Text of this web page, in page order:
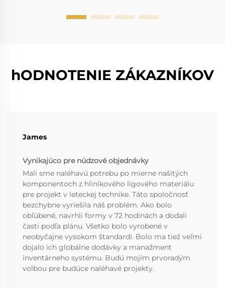
hODNOTENIE ZÁKAZNÍKOV
James
Vynikajúco pre núdzové objednávky
Mali sme naléhavú potrebu po mierne našitých
komponentoch z hliníkového ligového materiálu
pre projekt v leteckej technike. Táto spoločnosť
bezchybne vyriešila náš problém. Ako bolo
obľúbené, navrhli formy v 72 hodinách a dodali
časti podľa plánu. Všetko bolo vyrobené v
neobyčajne vysokom štandardi. Bolo ma tiež veľmi
dojalo ich globálne dodávky a manažment
inventárneho systému. Budú mojím prvoradým
volbou pre budúce naléhavé projekty.